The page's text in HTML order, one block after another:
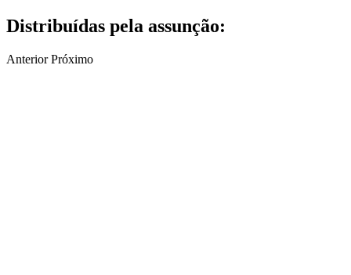
Distribuídas pela assunção:
Anterior Próximo